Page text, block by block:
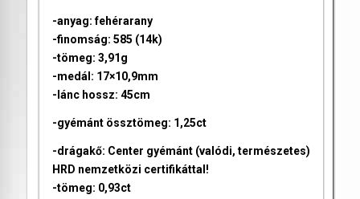
-anyag: fehérarany
-finomság: 585 (14k)
-tömeg: 3,91g
-medál: 17×10,9mm
-lánc hossz: 45cm
-gyémánt össztömeg: 1,25ct
-drágakő: Center gyémánt (valódi, természetes)
HRD nemzetközi certifikáttal!
-tömeg: 0,93ct